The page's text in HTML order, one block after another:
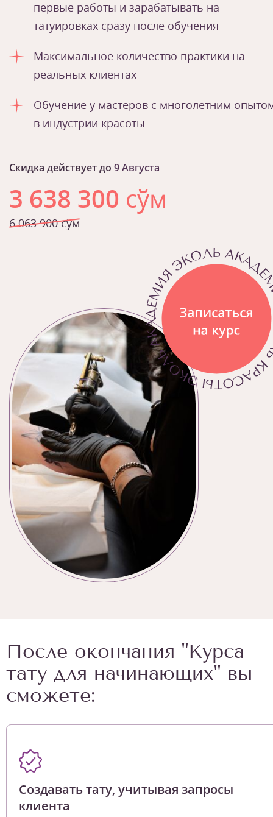
первые работы и зарабатывать на
татуировках сразу после обучения
Максимальное количество практики на
реальных клиентах
Обучение у мастеров с многолетним
в индустрии красоты
Скидка действует до 9 Августа
3 638 300 сўм
6 063 900 сўм
После окончания "Курса
тату для начинающих" вы
сможете:
Создавать тату, учитывая запросы
клиента